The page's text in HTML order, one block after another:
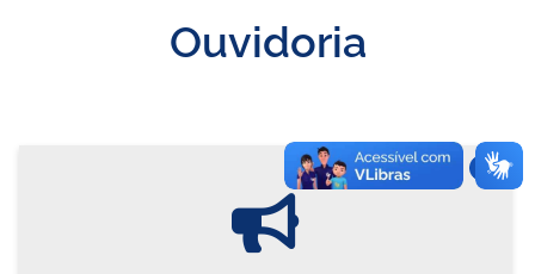
Ouvidoria
Vire o card